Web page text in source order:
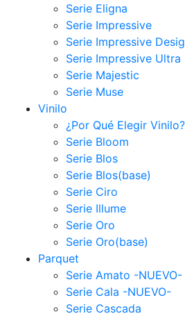
Serie Eligna
Serie Impressive
Serie Impressive
Serie Impressive Ultra
Serie Majestic
Serie Muse
Vinilo
¿Por Qué Elegir Vinilo?
Serie Bloom
Serie Blos
Serie Blos(base)
Serie Ciro
Serie Illume
Serie Oro
Serie Oro(base)
Parquet
Serie Amato -NUEVO-
Serie Cala -NUEVO-
Serie Cascada